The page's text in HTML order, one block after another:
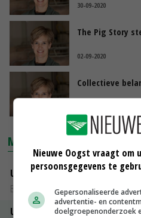
30-09-2020
The Pig Story
02-09-2020
Collectieve
MARKTPRIJZEN
Uitbetaalprijs DCA
Biggen weekprijzen
Uitbetaalprijs Compaxo
Nieuwe Oogst vraagt om
persoonsgegevens te
Gepersonaliseerde
advertentie- en
doelgroepenonderzoek